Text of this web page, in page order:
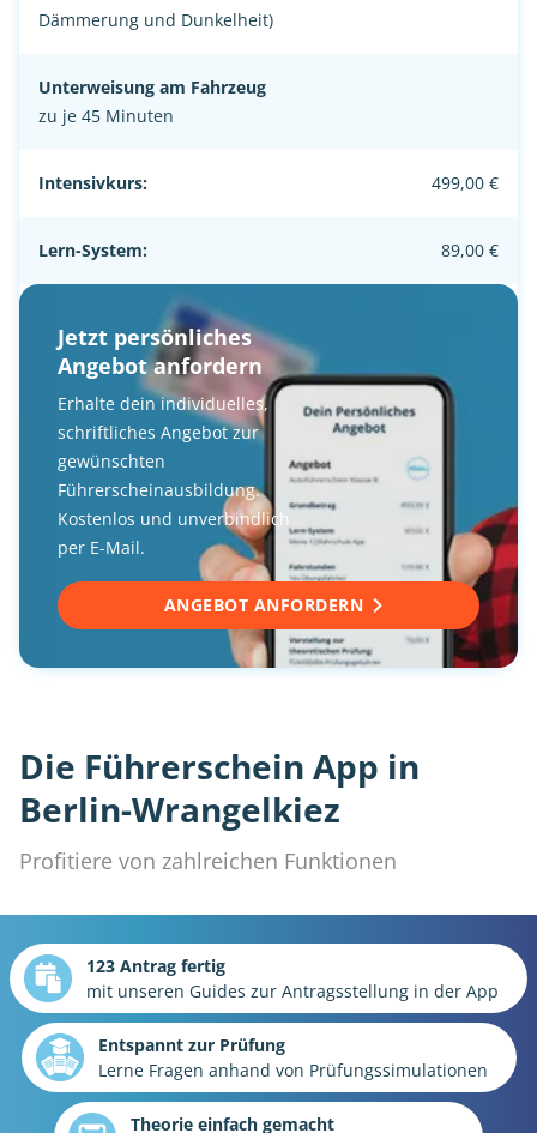
Dämmerung und Dunkelheit)
Unterweisung am Fahrzeug
zu je 45 Minuten
Intensivkurs: 499,00 €
Lern-System: 89,00 €
Jetzt persönliches
Angebot anfordern
Erhalte dein individuelles,
schriftliches Angebot zur
gewünschten
Führerscheinausbildung.
Kostenlos und unverbindlich
per E-Mail.
ANGEBOT ANFORDERN
Die Führerschein App in
Berlin-Wrangelkiez
Profitiere von zahlreichen Funktionen
123 Antrag fertig
mit unseren Guides zur Antragsstellung in der App
Entspannt zur Prüfung
Lerne Fragen anhand von Prüfungssimulationen
Theorie einfach gemacht